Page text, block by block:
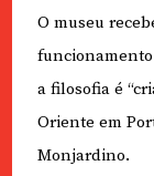
O museu
funcionamento
a filosofia é
Oriente em
Monjardino.